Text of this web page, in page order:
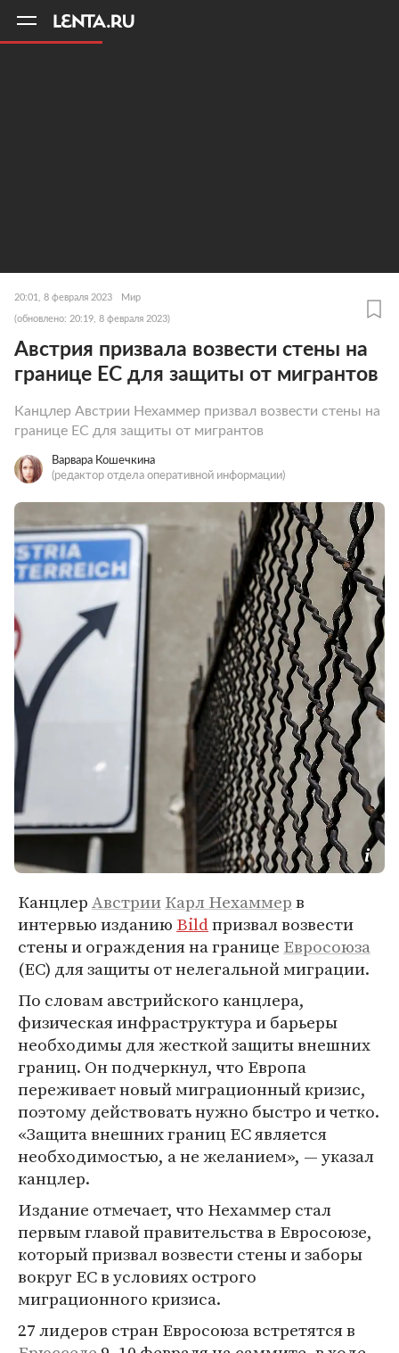
20:01, 8 февраля 2023 Мир
(обновлено: 20:19, 8 февраля 2023)
Австрия призвала возвести стены на
границе ЕС для защиты от мигрантов
Канцлер Австрии Нехаммер призвал возвести стены на
границе ЕС для защиты от мигрантов
Варвара Кошечкина
(редактор отдела оперативной информации)
КанцлерАвстрииКарл Нехаммерв
интервью изданию Bildпризвал возвести
стены и ограждения на границе Евросоюза
(ЕС) для защиты от нелегальной миграции.
По словам австрийского канцлера,
физическая инфраструктура и барьеры
необходимы для жесткой защиты внешних
границ. Он подчеркнул, что Европа
переживает новый миграционный кризис,
поэтому действовать нужно быстро и четко.
«Защита внешних границ ЕС является
необходимостью, а не желанием», — указал
канцлер.
Издание отмечает, что Нехаммер стал
первым главой правительства в Евросоюзе,
который призвал возвести стены и заборы
вокруг ЕС в условиях острого
миграционного кризиса.
27 лидеров стран Евросоюза встретятся в